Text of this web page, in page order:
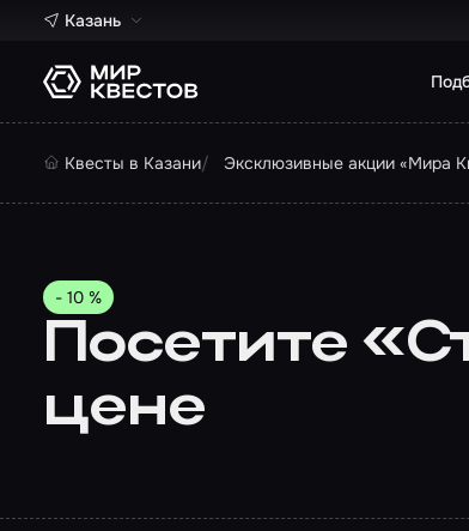
Казань
Квесты в Казани Эксклюзивные акции «Мира
- 10 %
Посетите
цене